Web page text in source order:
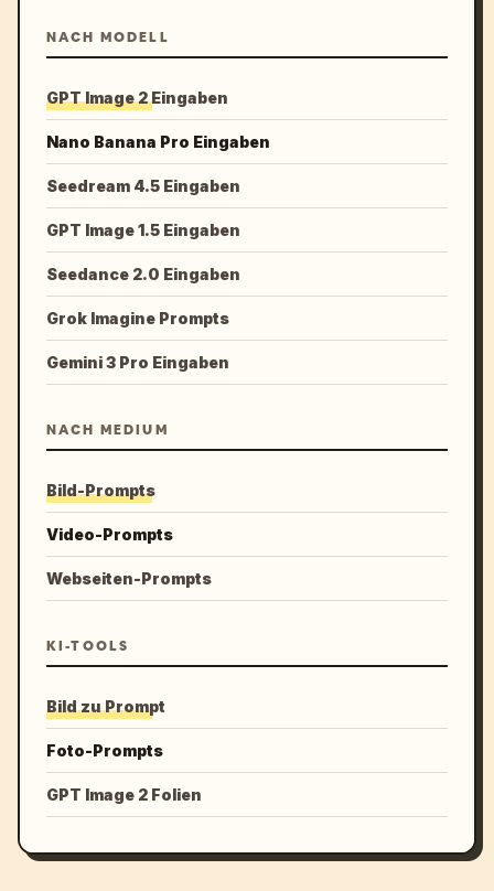
NACH MODELL
GPT Image 2 Eingaben
Nano Banana Pro Eingaben
Seedream 4.5 Eingaben
GPT Image 1.5 Eingaben
Seedance 2.0 Eingaben
Grok Imagine Prompts
Gemini 3 Pro Eingaben
NACH MEDIUM
Bild-Prompts
Video-Prompts
Webseiten-Prompts
KI-TOOLS
Bild zu Prompt
Foto-Prompts
GPT Image 2 Folien